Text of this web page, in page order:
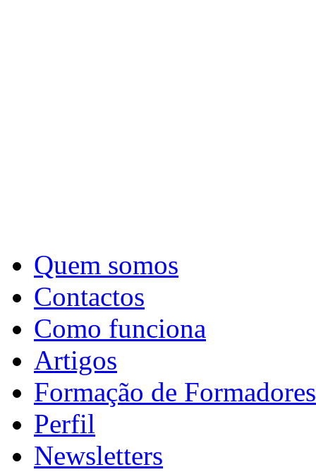
Quem somos
Contactos
Como funciona
Artigos
Formação de Formadores
Perfil
Newsletters